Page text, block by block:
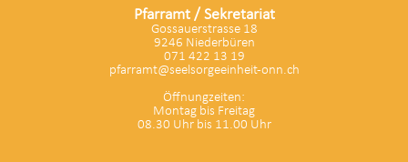
Pfarramt / Sekretariat
Gossauerstrasse 18
9246 Niederbüren
071 422 13 19
pfarramt@seelsorgeeinheit-onn.ch
Öffnungzeiten:
Montag bis Freitag
08.30 Uhr bis 11.00 Uhr